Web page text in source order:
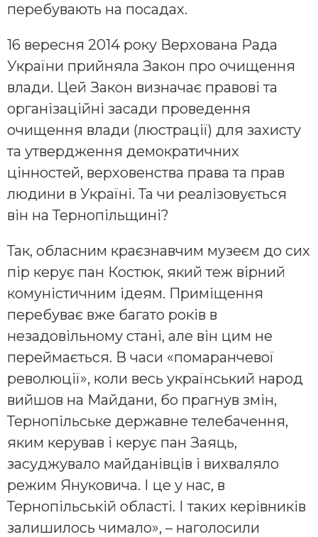
перебувають на посадах.
16 вересня 2014 року Верхована Рада
України прийняла Закон про очищення
влади. Цей Закон визначає правові та
організаційні засади проведення
очищення влади (люстрації) для захисту
та утвердження демократичних
цінностей, верховенства права та прав
людини в Україні. Та чи реалізовується
він на Тернопільщині?
Так, обласним краєзнавчим музеєм до сих
пір керує пан Костюк, який теж вірний
комуністичним ідеям. Приміщення
перебуває вже багато років в
незадовільному стані, але він цим не
переймається. В часи «помаранчевої
революції», коли весь український народ
вийшов на Майдани, бо прагнув змін,
Тернопільське державне телебачення,
яким керував і керує пан Заяць,
засуджувало майданівців і вихваляло
режим Януковича. І це у нас, в
Тернопільській області. І таких керівників
залишилось чимало», – наголосили